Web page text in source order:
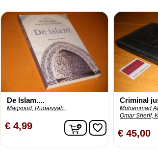
De Islam....
Maqsood, Ruqaiyyah.;
€ 4,99 In winkelwagen
favorite_border
Criminal
Muhammad
Omar Sherif,
€ 45,00